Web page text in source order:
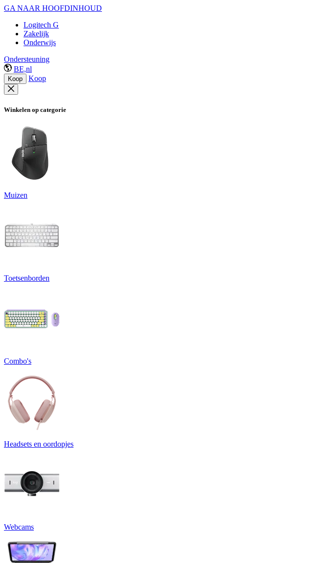
GA NAAR HOOFDINHOUD
Logitech G
Zakelijk
Onderwijs
Ondersteuning
BE,nl
Koop Koop
Winkelen op categorie
Muizen
Toetsenborden
Combo's
Headsets en oordopjes
Webcams